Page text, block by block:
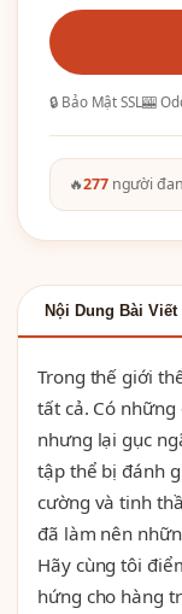
🔒 Bảo Mật SSL🎰
🔥277người
Nội Dung Bài Viết
Trong thế giới
tất cả. Có
nhưng lại gục
tập thể bị đánh
cường và tinh
đã làm nên
Hãy cùng tôi
hứng cho hàng